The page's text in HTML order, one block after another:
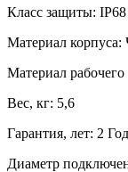
Класс защиты: IP68
Материал корпуса:
Материал рабочего
Вес, кг: 5,6
Гарантия, лет: 2
Диаметр